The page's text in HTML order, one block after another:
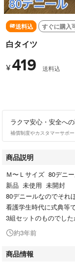
送料込 すぐに購入
白タイツ
¥419 送料込
ラクマ安心・安全へ
補償制度やカスタマーサポ
商品説明
Ｍ〜Ｌサイズ 80デニ
新品 未使用 未開封
80デニールなのでそれ
看護学生時代に式典等
3組セットのものでし
約3年前
商品情報